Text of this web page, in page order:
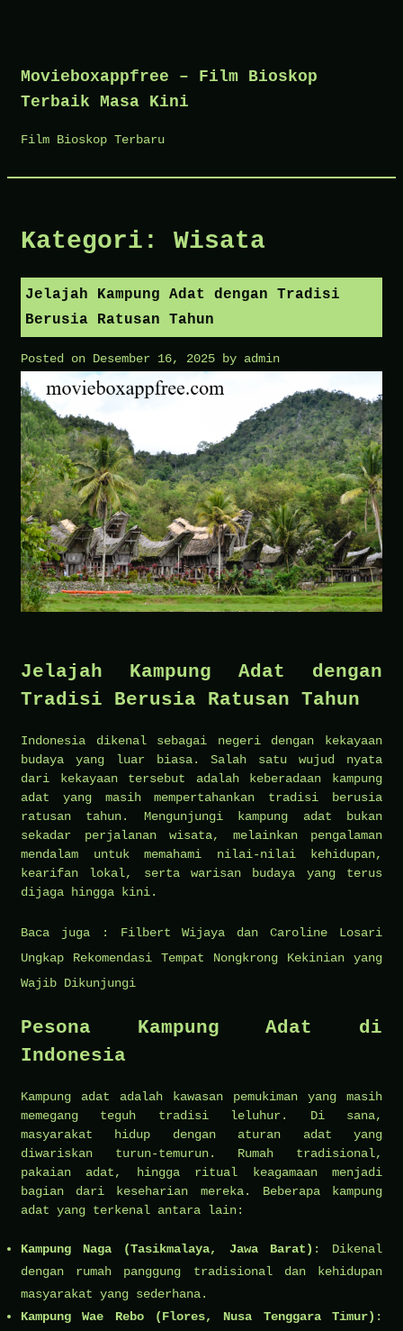
content
Movieboxappfree – Film Bioskop
Terbaik Masa Kini
Film Bioskop Terbaru
Kategori: Wisata
Jelajah Kampung Adat dengan Tradisi
Berusia Ratusan Tahun
Posted on Desember 16, 2025 by admin
Jelajah Kampung Adat dengan
Tradisi Berusia Ratusan Tahun
Indonesia dikenal sebagai negeri dengan kekayaan
budaya yang luar biasa. Salah satu wujud nyata
dari kekayaan tersebut adalah keberadaan kampung
adat yang masih mempertahankan tradisi berusia
ratusan tahun. Mengunjungi kampung adat bukan
sekadar perjalanan wisata, melainkan pengalaman
mendalam untuk memahami nilai-nilai kehidupan,
kearifan lokal, serta warisan budaya yang terus
dijaga hingga kini.
Baca juga : Filbert Wijaya dan Caroline Losari
Ungkap Rekomendasi Tempat Nongkrong Kekinian yang
Wajib Dikunjungi
Pesona Kampung Adat di
Indonesia
Kampung adat adalah kawasan pemukiman yang masih
memegang teguh tradisi leluhur. Di sana,
masyarakat hidup dengan aturan adat yang
diwariskan turun-temurun. Rumah tradisional,
pakaian adat, hingga ritual keagamaan menjadi
bagian dari keseharian mereka. Beberapa kampung
adat yang terkenal antara lain:
Kampung Naga (Tasikmalaya, Jawa Barat) : Dikenal
dengan rumah panggung tradisional dan kehidupan
masyarakat yang sederhana.
Kampung Wae Rebo (Flores, Nusa Tenggara Timur) :